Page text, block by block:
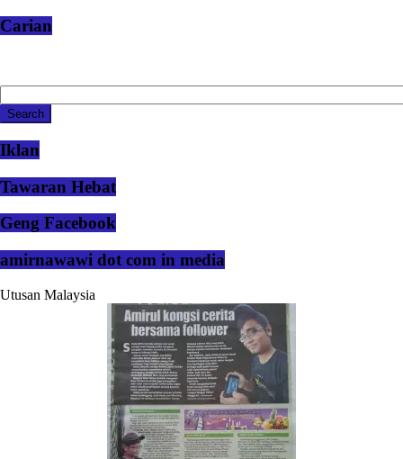
Carian
Iklan
Tawaran Hebat
Geng Facebook
amirnawawi dot com in media
Utusan Malaysia